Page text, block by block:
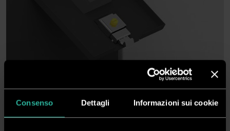
Consenso Dettagli Informazioni sui cookie
Perforatore trasversale a battuta